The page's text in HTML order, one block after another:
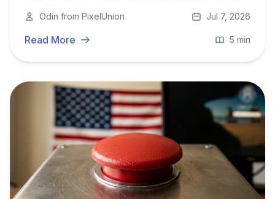
— tudo integrado automaticamente. Aqui está o
que são metadados e por que isso importa.
Odin from PixelUnion Jul 7, 2026
Read More 5 min